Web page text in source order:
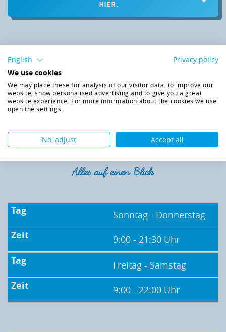
HIER.
ÖFFNUNGSZEITEN &
EINTRITTSPREISE
Alles auf einen Blick
Sonntag - Donnerstag
9:00 - 21:30 Uhr
Freitag - Samstag
9:00 - 22:00 Uhr
English Privacy policy
We use cookies
We may place these for analysis of our visitor data, to improve our
website, show personalised advertising and to give you a great
website experience. For more information about the cookies we use
open the settings.
No, adjust Accept all